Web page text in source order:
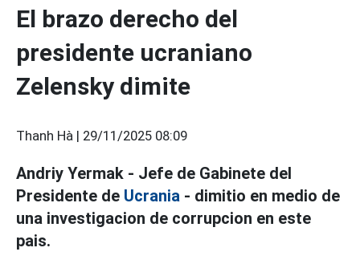
El brazo derecho del
presidente ucraniano
Zelensky dimite
Thanh Hà | 29/11/2025 08:09
Andriy Yermak - Jefe de Gabinete del
Presidente de Ucrania - dimitio en medio de
una investigacion de corrupcion en este
pais.